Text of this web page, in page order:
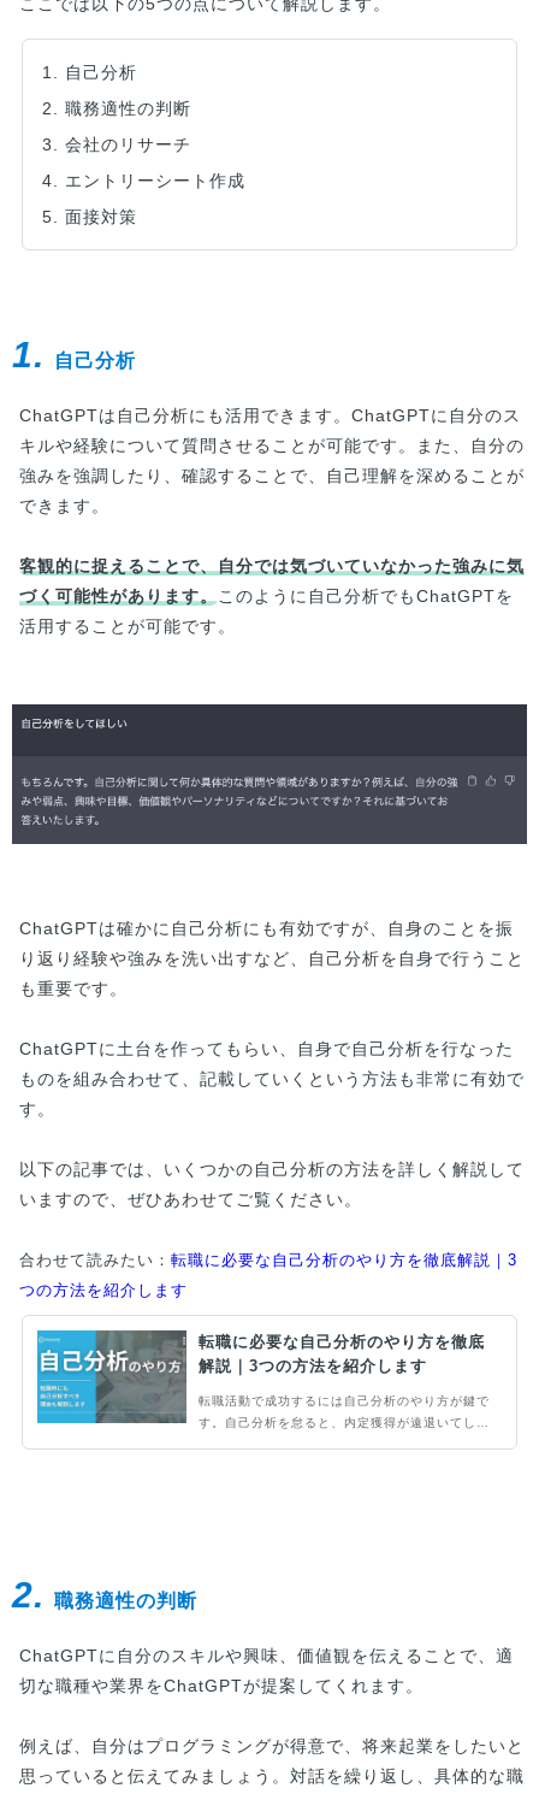
1. 自己分析
2. 職務適性の判断
3. 会社のリサーチ
4. エントリーシート作成
5. 面接対策
1. 自己分析
ChatGPTは自己分析にも活用できます。ChatGPTに自分のス
キルや経験について質問させることが可能です。また、自分の
強みを強調したり、確認することで、自己理解を深めることが
できます。
客観的に捉えることで、自分では気づいていなかった強みに気
づく可能性があります。
このように自己分析でもChatGPTを
活用することが可能です。
ChatGPTは確かに自己分析にも有効ですが、自身のことを振
り返り経験や強みを洗い出すなど、自己分析を自身で行うこと
も重要です。
ChatGPTに土台を作ってもらい、自身で自己分析を行なった
ものを組み合わせて、記載していくという方法も非常に有効で
す。
以下の記事では、いくつかの自己分析の方法を詳しく解説して
いますので、ぜひあわせてご覧ください。
合わせて読みたい： 転職に必要な自己分析のやり方を徹底解説｜3
つの方法を紹介します
転職に必要な自己分析のやり方を徹底
解説｜3つの方法を紹介します
転職活動で成功するには自己分析のやり方が鍵で
す。自己分析を怠ると、内定獲得が遠退いてしま
2. 職務適性の判断
ChatGPTに自分のスキルや興味、価値観を伝えることで、適
切な職種や業界をChatGPTが提案してくれます。
例えば、自分はプログラミングが得意で、将来起業をしたいと
思っていると伝えてみましょう。対話を繰り返し、具体的な職